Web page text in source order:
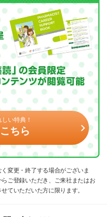
い特典！
ちら
変更・終了する場合がございま
ご登録いただき、ご来社またはお
ていただいた方に限ります。